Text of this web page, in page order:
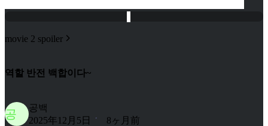
movie 2 spoiler
역할 반전 백합이다~
공
공백
2025年12月5日
8ヶ月前